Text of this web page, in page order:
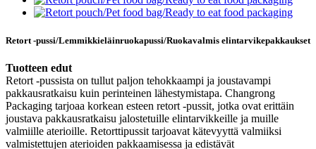
Retort -pussi/Lemmikkieläinruokapussi/Ruokavalmis elintarvikepakkaukset
Tuotteen edut
Retort -pussista on tullut paljon tehokkaampi ja joustavampi
pakkausratkaisu kuin perinteinen lähestymistapa. Changrong
Packaging tarjoaa korkean esteen retort -pussit, jotka ovat erittäin
joustava pakkausratkaisu jalostetuille elintarvikkeille ja muille
valmiille aterioille. Retorttipussit tarjoavat kätevyyttä valmiiksi
valmistettujen aterioiden pakkaamisessa ja edistävät